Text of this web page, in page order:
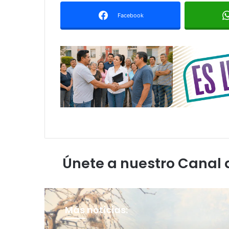
Facebook
Únete a nuestro Canal
Más noticias: